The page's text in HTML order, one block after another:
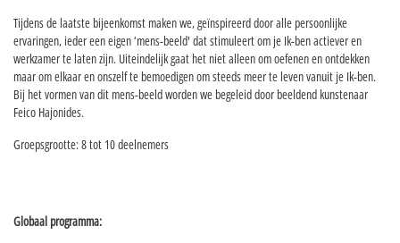
Tijdens de laatste bijeenkomst maken we, geïnspireerd door alle persoonlijke
ervaringen, ieder een eigen ‘mens-beeld' dat stimuleert om je Ik-ben actiever en
werkzamer te laten zijn. Uiteindelijk gaat het niet alleen om oefenen en ontdekken
maar om elkaar en onszelf te bemoedigen om steeds meer te leven vanuit je Ik-ben.
Bij het vormen van dit mens-beeld worden we begeleid door beeldend kunstenaar
Feico Hajonides.
Groepsgrootte: 8 tot 10 deelnemers
Globaal programma: